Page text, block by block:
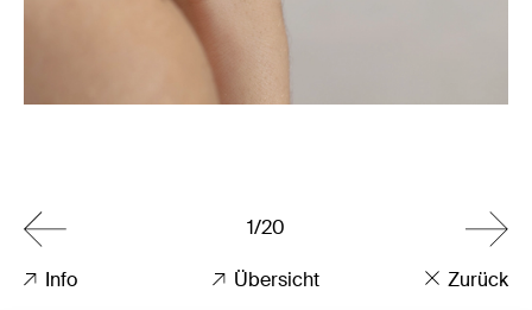
Info Übersicht
1/20
Zurück